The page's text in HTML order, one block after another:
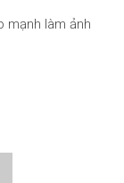
mạnh làm ảnh